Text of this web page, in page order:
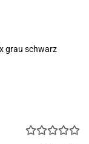
grau schwarz